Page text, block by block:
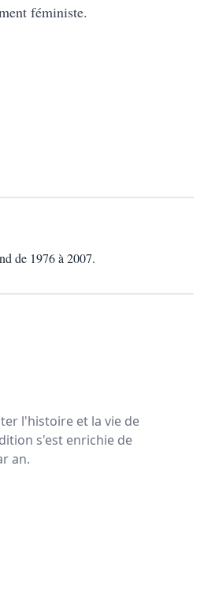
féministe.
de 1976 à 2007.
l'histoire et la vie de
s'est enrichie de
an.